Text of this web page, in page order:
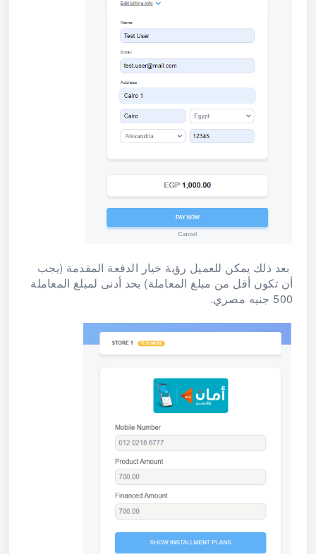
بعد ذلك يمكن للعميل رؤية خيار الدفعة المقدمة (يجب
أن تكون أقل من مبلغ المعاملة) بحد أدنى لمبلغ المعاملة
500 جنيه مصري.